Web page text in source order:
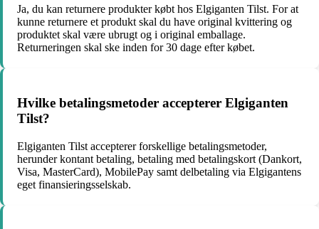
Ja, du kan returnere produkter købt hos Elgiganten Tilst. For at
kunne returnere et produkt skal du have original kvittering og
produktet skal være ubrugt og i original emballage.
Returneringen skal ske inden for 30 dage efter købet.
Hvilke betalingsmetoder accepterer Elgiganten
Tilst?
Elgiganten Tilst accepterer forskellige betalingsmetoder,
herunder kontant betaling, betaling med betalingskort (Dankort,
Visa, MasterCard), MobilePay samt delbetaling via Elgigantens
eget finansieringsselskab.